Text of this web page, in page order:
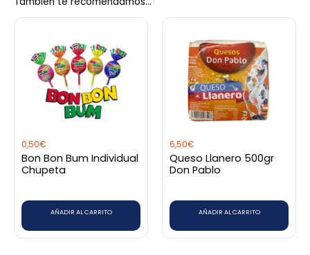
0,50€
Bon Bon Bum Individual
Chupeta
AÑADIR AL CARRITO
6,50€
Queso Llanero 500gr
Don Pablo
AÑADIR AL CARRITO